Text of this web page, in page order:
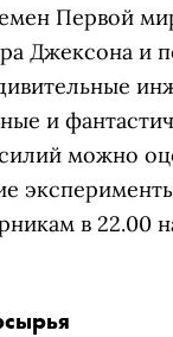
Первой
Джексона и
и
можно
в 22.00